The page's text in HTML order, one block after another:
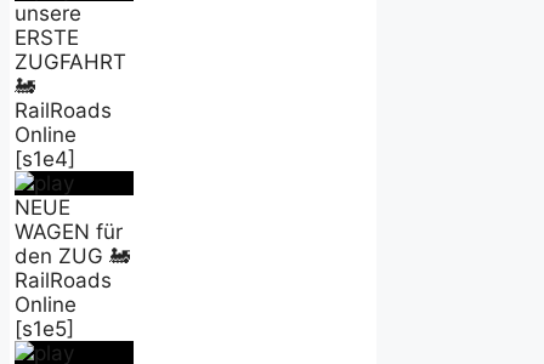
unsere
ERSTE
ZUGFAHRT
🚂
RailRoads
Online
[s1e4]
NEUE
WAGEN für
den ZUG 🚂
RailRoads
Online
[s1e5]